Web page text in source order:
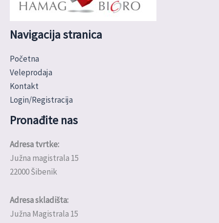
Navigacija stranica
Početna
Veleprodaja
Kontakt
Login/Registracija
Pronađite nas
Adresa tvrtke:
Južna magistrala 15
22000 Šibenik
Adresa skladišta:
Južna Magistrala 15